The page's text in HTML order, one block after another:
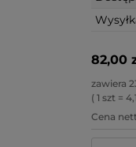
82,00
zawiera
( 1 szt =
Cena